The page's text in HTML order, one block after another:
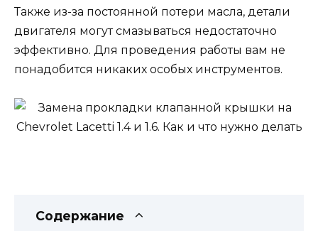
Также из-за постоянной потери масла, детали
двигателя могут смазываться недостаточно
эффективно. Для проведения работы вам не
понадобится никаких особых инструментов.
Содержание